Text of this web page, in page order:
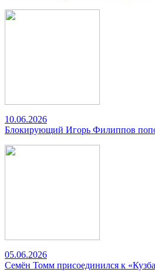
10.06.2026
Блокирующий Игорь Филиппов
05.06.2026
Семён Томм присоединился к